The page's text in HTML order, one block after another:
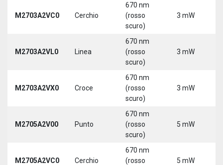
M2703A2VC0 Cerchio
670 nm
(rosso
scuro)
3 mW
M2703A2VL0 Linea
670 nm
(rosso
scuro)
3 mW
M2703A2VX0 Croce
670 nm
(rosso
scuro)
3 mW
M2705A2V00 Punto
670 nm
(rosso
scuro)
5 mW
M2705A2VC0 Cerchio
670 nm
(rosso
5 mW